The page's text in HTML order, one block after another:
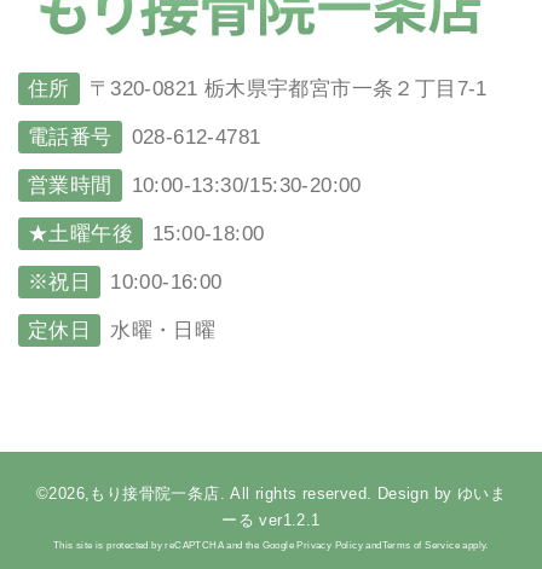
住所 〒320-0821 栃木県宇都宮市一条２丁目7-1
電話番号 028-612-4781
営業時間 10:00-13:30/15:30-20:00
★土曜午後 15:00-18:00
※祝日 10:00-16:00
定休日 水曜・日曜
©2026,もり接骨院一条店. All rights reserved. Design by ゆいま
ーる ver1.2.1
This site is protected by reCAPTCHA and the Google Privacy Policy andTerms of Service apply.